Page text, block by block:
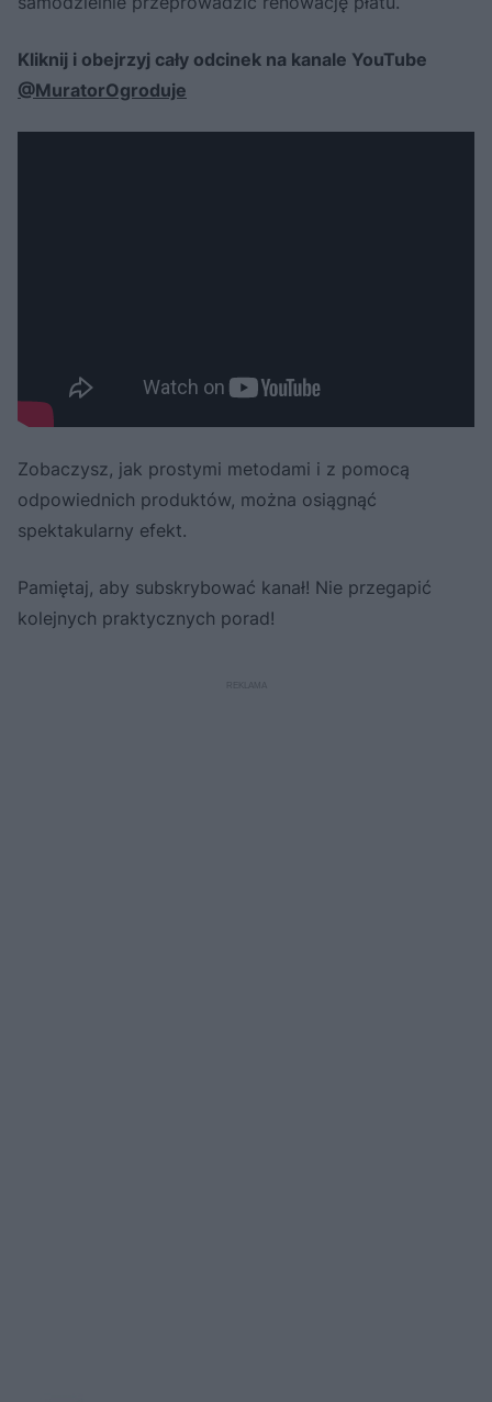
Kliknij i obejrzyj cały odcinek na kanale YouTube
@MuratorOgroduje
Zobaczysz, jak prostymi metodami i z pomocą
odpowiednich produktów, można osiągnąć
spektakularny efekt.
Pamiętaj, aby subskrybować kanał! Nie przegapić
kolejnych praktycznych porad!